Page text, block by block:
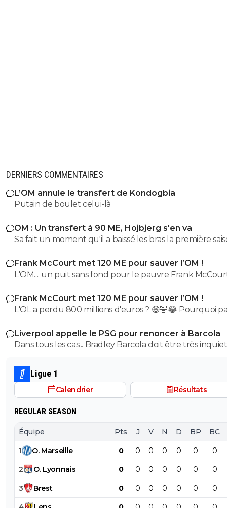
DERNIERS COMMENTAIRES
L’OM annule le transfert de Kondogbia
Putain de boulet celui-là
OM : Un transfert à 90 ME, Hojbjerg s'en va
Sa fait un moment qu'il a baissé les bras la première
etait top mais depuis quelques match etait en dessus.
et bon vent a lui pour le reste de sa carrière ...
Frank McCourt met 120 ME pour sauver l’OM !
L'OM.... un puit sans fond pour le pauvre Frank
Frank McCourt met 120 ME pour sauver l’OM !
L'OL a perdu 800 millions d'euros ? 😆🤣😂 Pourquoi pas un
milliard tant que tu y es ! ^^
Liverpool appelle le PSG pour renoncer à Barcola
Dans tous les cas... Bradley Barcola doit être très inquiet.
qui est vraiment compréhensible lorsque l'on sait
le PSG a traiter Kylian Mbappé lorsqu'il avait voulu
PSG.
Ligue 1
Calendrier Résultats
REGULAR SEASON
Équipe Pts J V N D BP BC
1 O. Marseille 0 0 0 0 0 0 0
2 O. Lyonnais 0 0 0 0 0 0 0
3 Brest 0 0 0 0 0 0 0